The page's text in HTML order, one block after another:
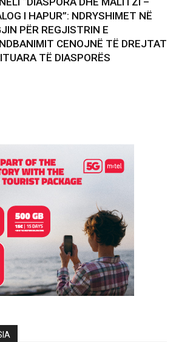
I HAPUR”: NDRYSHIMET NË
PËR REGJISTRIN E
CENOJNË TË DREJTAT
TË DIASPORËS